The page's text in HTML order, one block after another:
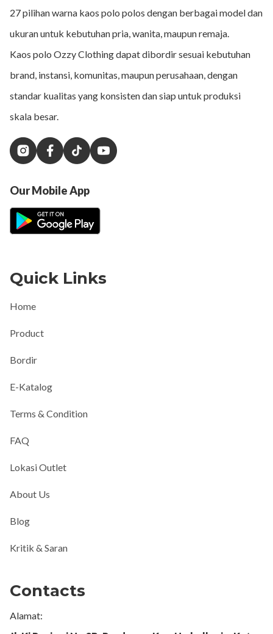
27 pilihan warna kaos polo polos dengan berbagai model dan
ukuran untuk kebutuhan pria, wanita, maupun remaja.
Kaos polo Ozzy Clothing dapat dibordir sesuai kebutuhan
brand, instansi, komunitas, maupun perusahaan, dengan
standar kualitas yang konsisten dan siap untuk produksi
skala besar.
Our Mobile App
Quick Links
Home
Product
Bordir
E-Katalog
Terms & Condition
FAQ
Lokasi Outlet
About Us
Blog
Kritik & Saran
Contacts
Alamat: